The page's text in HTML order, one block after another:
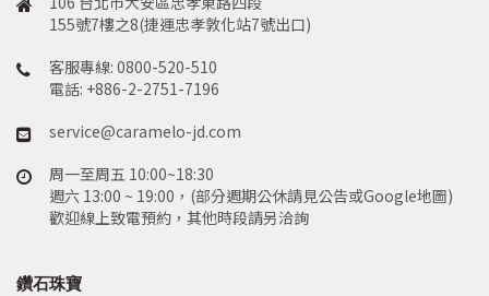
155號7樓之8(捷運忠孝敦化站7號出口)
客服專線: 0800-520-510
電話: +886-2-2751-7196
service@caramelo-jd.com
周一至周五 10:00~18:30
週六 13:00 ~ 19:00，(部分週期公休請見公告或Google地圖)
歡迎線上致電預約，其他時段請另洽詢
鑽石珠寶